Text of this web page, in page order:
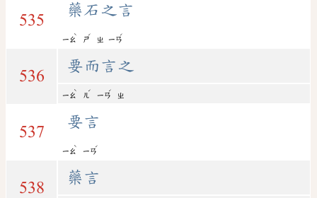
535
藥石之言
ㄧㄠ
ˋ
ㄕ
ˊ
ㄓ ㄧㄢ
ˊ
536
要而言之
ㄧㄠ
ˋ
ㄦ
ˊ
ㄧㄢ
ˊ
ㄓ
537
要言
ㄧㄠ
ˋ
ㄧㄢ
ˊ
538
藥言